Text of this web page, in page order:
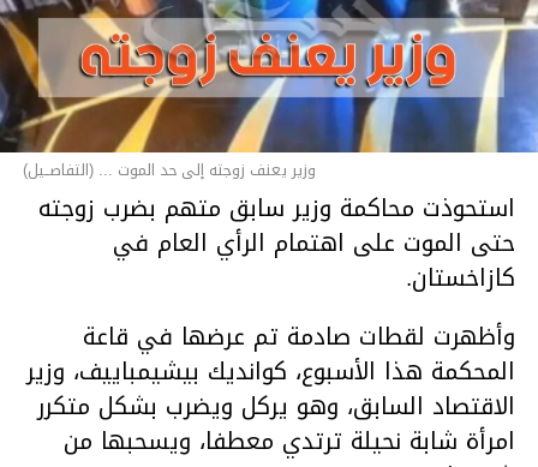
وزير يعنف زوجته إلى حد الموت ... (التفاصــيل)
استحوذت محاكمة وزير سابق متهم بضرب زوجته
حتى الموت على اهتمام الرأي العام في
كازاخستان.
وأظهرت لقطات صادمة تم عرضها في قاعة
المحكمة هذا الأسبوع، كوانديك بيشيمباييف، وزير
الاقتصاد السابق، وهو يركل ويضرب بشكل متكرر
امرأة شابة نحيلة ترتدي معطفا، ويسحبها من